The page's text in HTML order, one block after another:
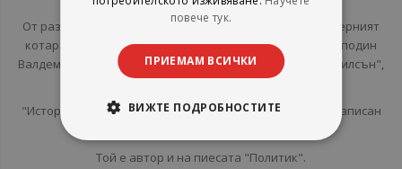
От разказите му се отличават "Овалният портрет", "Черният
котарак", "Златния бръмбар", „Истината в случая с господин
Валдемар", "Преждевременното погребение", "Уилям Уилсън",
"Маската на алената смърт".
"Историята на Артър Гордън Пим" е известен роман, написан
Той е автор и на пиесата "Политик".
повече тук.
ПРИЕМАМ ВСИЧКИ
ВИЖТЕ ПОДРОБНОСТИТЕ